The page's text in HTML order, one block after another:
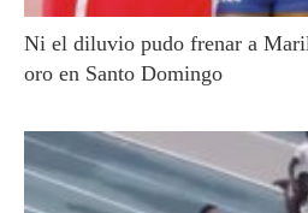
Ni el diluvio pudo frenar a
oro en Santo Domingo